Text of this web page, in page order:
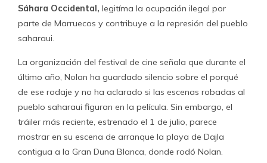
Sáhara Occidental, legitíma la ocupación ilegal por
parte de Marruecos y contribuye a la represión del pueblo
saharaui.
La organización del festival de cine señala que durante el
último año, Nolan ha guardado silencio sobre el porqué
de ese rodaje y no ha aclarado si las escenas robadas al
pueblo saharaui figuran en la película. Sin embargo, el
tráiler más reciente, estrenado el 1 de julio, parece
mostrar en su escena de arranque la playa de Dajla
contigua a la Gran Duna Blanca, donde rodó Nolan.